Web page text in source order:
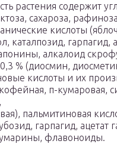
растения содержит
сахароза,
кислоты
каталпозид, гарпагид,
алкалоид
% (диосмин,
кислоты и их
п-кумаровая,
пальмитиновая
гарпагид,
флавоноиды.